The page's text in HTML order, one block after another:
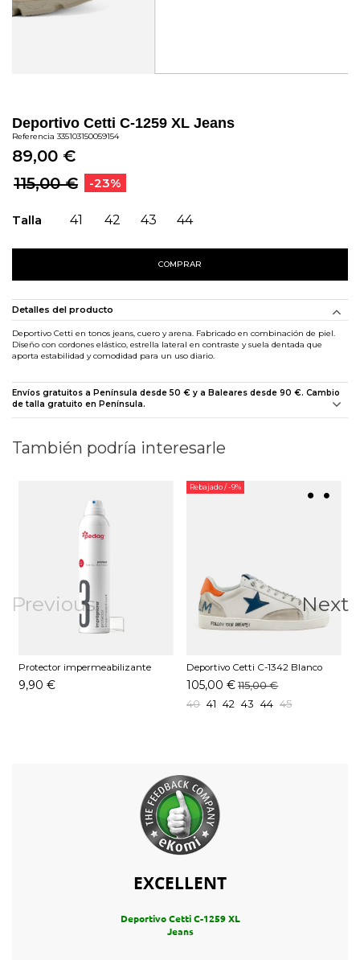
Deportivo Cetti C-1259 XL Jeans
Referencia 335103150059154
89,00 €
115,00 €
-23%
Talla 41 42 43 44
COMPRAR
Detalles del producto
Deportivo Cetti en tonos jeans, cuero y arena. Fabricado en combinación de piel.
Diseño con cordones elástico, estrella lateral en contraste y suela dentada que
aporta estabilidad y comodidad para un uso diario.
Envíos gratuitos a Península desde 50 € y a Baleares desde 90 €. Cambio
de talla gratuito en Península.
También podría interesarle
Previous
Protector impermeabilizante
Pedag 250 ML
9,90 €
Rebajado/ -9%
Deportivo Cetti C-1342 Blanco
105,00 € 115,00 €
40 41 42 43 44 45
Next
EXCELLENT
Deportivo Cetti C-1259 XL
Jeans